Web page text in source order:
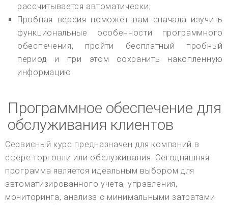
рассчитывается автоматически;
Пробная версия поможет вам сначала изучить
функциональные особенности программного
обеспечения, пройти бесплатный пробный
период и при этом сохранить накопленную
информацию.
Программное обеспечение для
обслуживания клиентов
Сервисный курс предназначен для компаний в
сфере торговли или обслуживания. Сегодняшняя
программа является идеальным выбором для
автоматизированного учета, управления,
мониторинга, анализа с минимальными затратами